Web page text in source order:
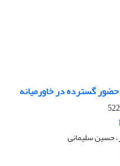
گسترده در خاورمیانه
حسین سلیمانی